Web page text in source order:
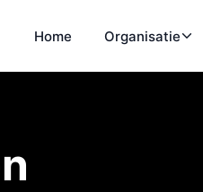
Home Organisatie